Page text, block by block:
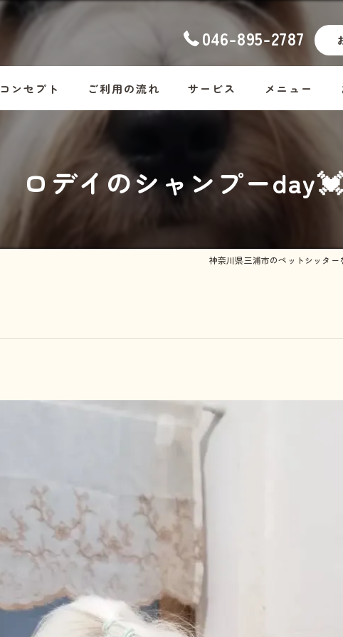
046-895-2787
コンセプト
オーナーの想い
スタッフ紹介
ご利用の流れ サービス
ホームステイ
お散歩代行
しつけ教室
メニュー
Dog
Rabbit・
その他の料金
ロデイのシャンプー
神奈川県三浦市のペットシッタ